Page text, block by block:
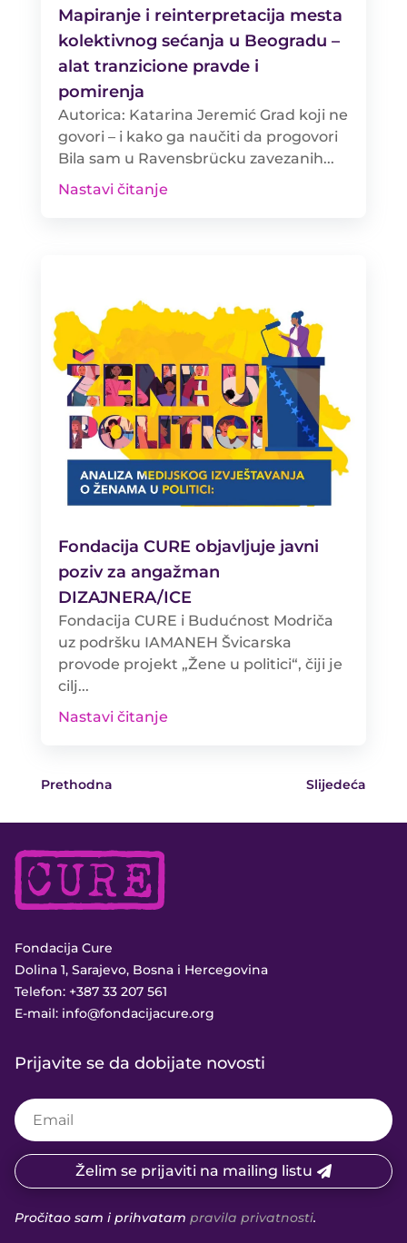
Mapiranje i reinterpretacija mesta
kolektivnog sećanja u Beogradu –
alat tranzicione pravde i
pomirenja
Autorica: Katarina Jeremić Grad koji ne
govori – i kako ga naučiti da progovori
Bila sam u Ravensbrücku zavezanih...
Nastavi čitanje
Fondacija CURE objavljuje javni
poziv za angažman
DIZAJNERA/ICE
Fondacija CURE i Budućnost Modriča
uz podršku IAMANEH Švicarska
provode projekt „Žene u politici“, čiji je
cilj...
Nastavi čitanje
Prethodna Slijedeća
Fondacija Cure
Dolina 1, Sarajevo, Bosna i Hercegovina
Telefon: +387 33 207 561
E-mail: info@fondacijacure.org
Prijavite se da dobijate novosti
Želim se prijaviti na mailing listu
Pročitao sam i prihvatam pravila privatnosti.